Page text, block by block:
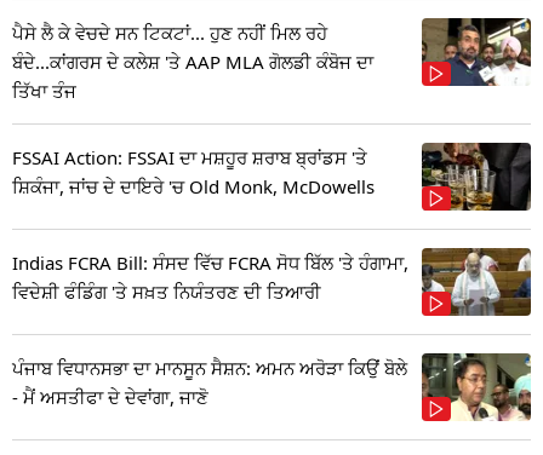
ਪੈਸੇ ਲੈ ਕੇ ਵੇਚਦੇ ਸਨ ਟਿਕਟਾਂ... ਹੁਣ ਨਹੀਂ ਮਿਲ ਰਹੇ
ਬੰਦੇ...ਕਾਂਗਰਸ ਦੇ ਕਲੇਸ਼ 'ਤੇ AAP MLA ਗੋਲਡੀ ਕੰਬੋਜ ਦਾ
ਤਿੱਖਾ ਤੰਜ
FSSAI Action: FSSAI ਦਾ ਮਸ਼ਹੂਰ ਸ਼ਰਾਬ ਬ੍ਰਾਂਡਸ 'ਤੇ
ਸ਼ਿਕੰਜਾ, ਜਾਂਚ ਦੇ ਦਾਇਰੇ 'ਚ Old Monk, McDowells
Indias FCRA Bill: ਸੰਸਦ ਵਿੱਚ FCRA ਸੋਧ ਬਿੱਲ 'ਤੇ ਹੰਗਾਮਾ,
ਵਿਦੇਸ਼ੀ ਫੰਡਿੰਗ 'ਤੇ ਸਖ਼ਤ ਨਿਯੰਤਰਣ ਦੀ ਤਿਆਰੀ
ਪੰਜਾਬ ਵਿਧਾਨਸਭਾ ਦਾ ਮਾਨਸੂਨ ਸੈਸ਼ਨ: ਅਮਨ ਅਰੋੜਾ ਕਿਉਂ ਬੋਲੇ
- ਮੈਂ ਅਸਤੀਫਾ ਦੇ ਦੇਵਾਂਗਾ, ਜਾਣੋ